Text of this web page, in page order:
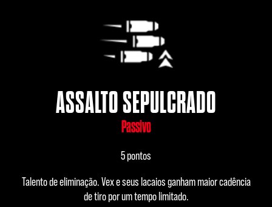
ASSALTO SEPULCRADO
Passivo
5 pontos
Talento de eliminação. Vex e seus lacaios ganham maior cadência
de tiro por um tempo limitado.